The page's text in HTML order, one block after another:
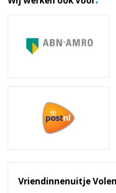
Vriendinnenuitje